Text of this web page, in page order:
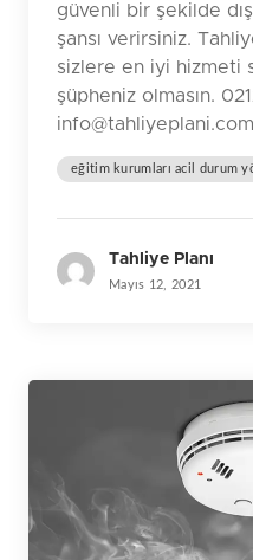
güvenli bir şekilde
şansı verirsiniz.
sizlere en iyi hizmeti
şüpheniz olmasın.
info@tahliyeplani.com
eğitim kurumları acil durum
Tahliye Planı
Mayıs 12, 2021